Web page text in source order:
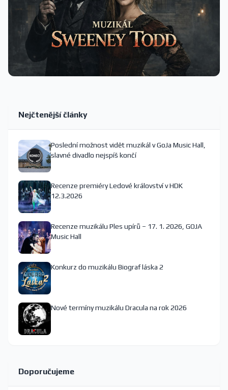
Nejčtenější články
Poslední možnost vidět muzikál v GoJa Music Hall,
slavné divadlo nejspíš končí
Recenze premiéry Ledové království v HDK
12.3.2026
Recenze muzikálu Ples upírů – 17. 1. 2026, GOJA
Music Hall
Konkurz do muzikálu Biograf láska 2
Nové termíny muzikálu Dracula na rok 2026
Doporučujeme